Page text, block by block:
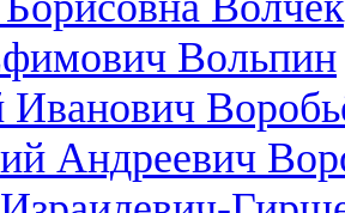
Вольпин
Андреевич